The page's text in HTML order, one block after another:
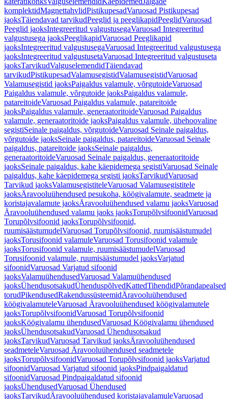
komplektidMagnettahvlidPistikupesadVaruosad Pistikupesad
jaoksTäiendavad tarvikudPeeglid ja peeglikapidPeeglidVaruosad
Peeglid jaoksIntegreeritud valgustusegaVaruosad Integreeritud
valgustusega jaoksPeeglikapidVaruosad Peeglikapid
jaoksIntegreeritud valgustusegaVaruosad Integreeritud valgustusega
jaoksIntegreeritud valgustusetaVaruosad Integreeritud valgustuseta
jaoksTarvikudValguselemendidTäiendavad
tarvikudPistikupesadValamusegistidValamusegistidVaruosad
Valamusegistid jaoksPaigaldus valamule, võrgutoideVaruosad
Paigaldus valamule, võrgutoide jaoksPaigaldus valamule,
patareitoideVaruosad Paigaldus valamule, patareitoide
jaoksPaigaldus valamule, generaatoritoideVaruosad Paigaldus
valamule, generaatoritoide jaoksPaigaldus valamule, ühehoovaline
segistiSeinale paigaldus, võrgutoideVaruosad Seinale paigaldus,
võrgutoide jaoksSeinale paigaldus, patareitoideVaruosad Seinale
paigaldus, patareitoide jaoksSeinale paigaldus,
generaatoritoideVaruosad Seinale paigaldus, generaatoritoide
jaoksSeinale paigaldus, kahe käepidemega segistiVaruosad Seinale
paigaldus, kahe käepidemega segisti jaoksTarvikudVaruosad
Tarvikud jaoksValamusegistiteleVaruosad Valamusegistitele
jaoksÄravooluühendused pesukoha, köögivalamute, seadmete ja
koristajavalamute jaoksÄravooluühendused valamu jaoksVaruosad
Äravooluühendused valamu jaoks jaoksTorupõlvsifoonidVaruosad
Torupõlvsifoonid jaoksTorupõlvsifoonid,
ruumisäästumudelVaruosad Torupõlvsifoonid, ruumisäästumudel
jaoksTorusifoonid valamuleVaruosad Torusifoonid valamule
jaoksTorusifoonid valamule, ruumisäästumudelVaruosad
Torusifoonid valamule, ruumisäästumudel jaoksVarjatud
sifoonidVaruosad Varjatud sifoonid
jaoksValamuühendusedVaruosad Valamuühendused
jaoksÜhendusotsakudÜhenduspõlvedKattedTihendidPõrandapealsed
torudPikendusedRakendussüsteemidÄravooluühendused
köögivalamuteleVaruosad Äravooluühendused köögivalamutele
jaoksTorupõlvsifoonidVaruosad Torupõlvsifoonid
jaoksKöögivalamu ühendusedVaruosad Köögivalamu ühendused
jaoksÜhendusotsakudVaruosad Ühendusotsakud
jaoksTarvikudVaruosad Tarvikud jaoksÄravooluühendused
seadmeteleVaruosad Äravooluühendused seadmetele
jaoksTorupõlvsifoonidVaruosad Torupõlvsifoonid jaoksVarjatud
sifoonidVaruosad Varjatud sifoonid jaoksPindpaigaldatud
sifoonidVaruosad Pindpaigaldatud sifoonid
jaoksÜhendusedVaruosad Ühendused
jaoksTarvikudÄravooluühendused koristajavalamuleVaruosad